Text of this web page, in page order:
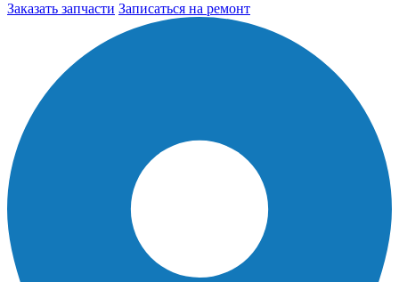
Заказать запчасти Записаться на ремонт